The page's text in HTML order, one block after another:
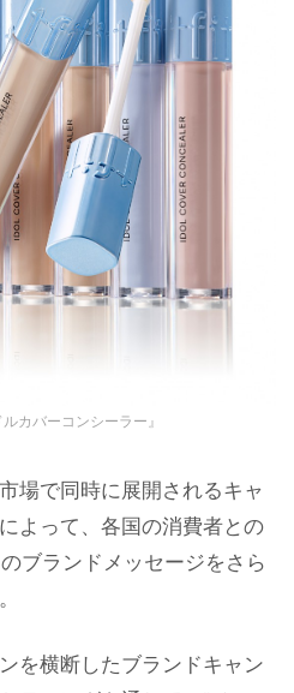
カバーコンシーラー』
場で同時に展開されるキャ
よって、各国の消費者との
ブランドメッセージをさら
を横断したブランドキャン